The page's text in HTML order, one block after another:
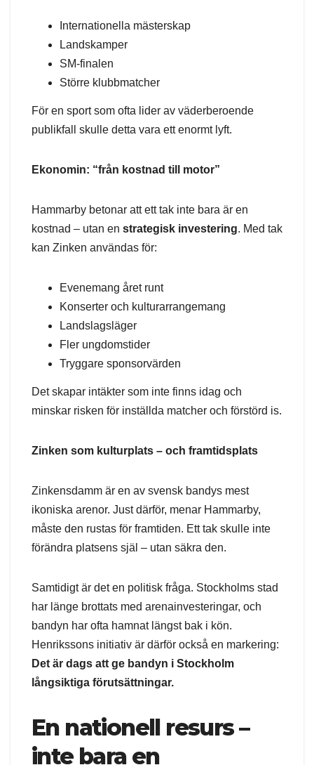
Internationella mästerskap
Landskamper
SM-finalen
Större klubbmatcher
För en sport som ofta lider av väderberoende
publikfall skulle detta vara ett enormt lyft.
Ekonomin: “från kostnad till motor”
Hammarby betonar att ett tak inte bara är en
kostnad – utan en strategisk investering. Med tak
kan Zinken användas för:
Evenemang året runt
Konserter och kulturarrangemang
Landslagsläger
Fler ungdomstider
Tryggare sponsorvärden
Det skapar intäkter som inte finns idag och
minskar risken för inställda matcher och förstörd is.
Zinken som kulturplats – och framtidsplats
Zinkensdamm är en av svensk bandys mest
ikoniska arenor. Just därför, menar Hammarby,
måste den rustas för framtiden. Ett tak skulle inte
förändra platsens själ – utan säkra den.
Samtidigt är det en politisk fråga. Stockholms stad
har länge brottats med arenainvesteringar, och
bandyn har ofta hamnat längst bak i kön.
Henrikssons initiativ är därför också en markering:
Det är dags att ge bandyn i Stockholm
långsiktiga förutsättningar.
En nationell resurs –
inte bara en